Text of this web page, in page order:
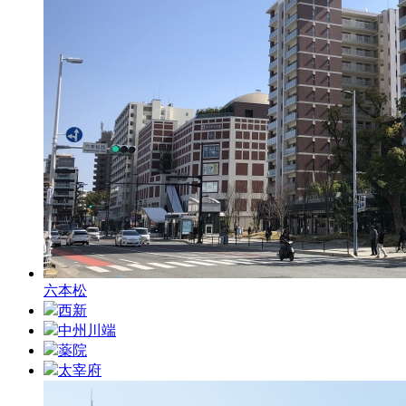
六本松
西新
中州川端
薬院
太宰府